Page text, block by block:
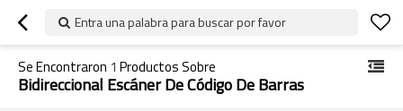
Entra una palabra para buscar por favor
Se Encontraron 1 Productos Sobre
Bidireccional Escáner De Código De Barras